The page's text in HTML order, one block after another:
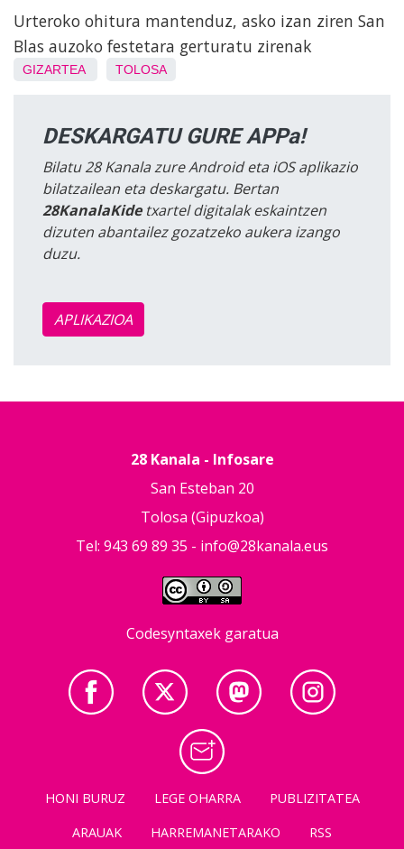
Urteroko ohitura mantenduz, asko izan ziren San
Blas auzoko festetara gerturatu zirenak
GIZARTEA TOLOSA
DESKARGATU GURE APPa!
Bilatu 28 Kanala zure Android eta iOS aplikazio
bilatzailean eta deskargatu. Bertan
28KanalaKidetxartel digitalak eskaintzen
dizuten abantailez gozatzeko aukera izango
duzu.
APLIKAZIOA
28 Kanala - Infosare
San Esteban 20
Tolosa (Gipuzkoa)
Tel: 943 69 89 35 - info@28kanala.eus
Codesyntaxek garatua
HONI BURUZ LEGE OHARRA
PUBLIZITATEA
ARAUAK
HARREMANETARAKO RSS